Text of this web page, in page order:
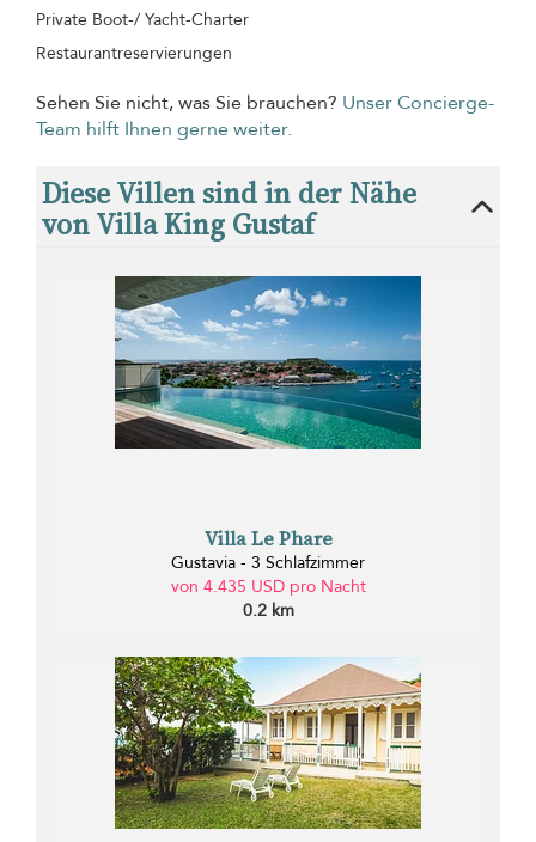
Private Boot-/ Yacht-Charter
Restaurantreservierungen
Sehen Sie nicht, was Sie brauchen? Unser Concierge-
Team hilft Ihnen gerne weiter.
Diese Villen sind in der Nähe
von Villa King Gustaf
Villa Le Phare
Gustavia - 3 Schlafzimmer
von 4.435 USD pro Nacht
0.2 km